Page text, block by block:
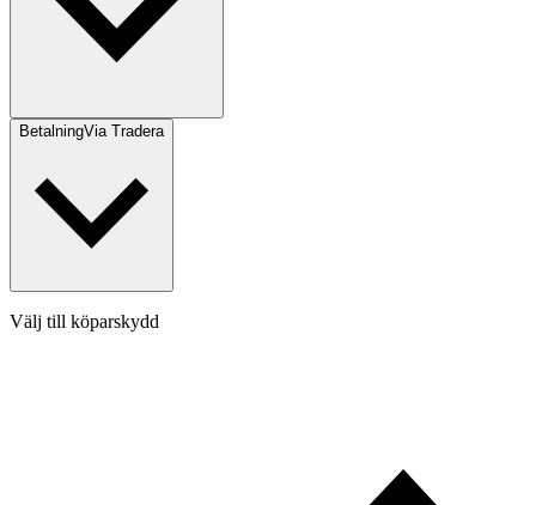
BetalningVia Tradera
Välj till köparskydd